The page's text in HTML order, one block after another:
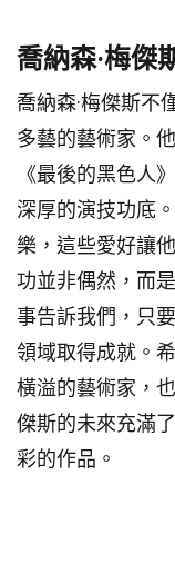
喬納森·梅傑
喬納森·梅傑斯不
多藝的藝術家。
《最後的黑色人
深厚的演技功底
樂，這些愛好讓
功並非偶然，而
事告訴我們，只
領域取得成就。
橫溢的藝術家，
傑斯的未來充滿
彩的作品。